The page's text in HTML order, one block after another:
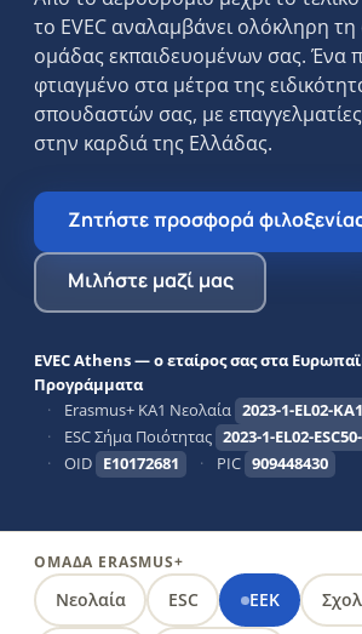
το EVEC αναλαμβάνει ολόκληρη τη
ομάδας εκπαιδευομένων σας. Ένα
φτιαγμένο στα μέτρα της
σπουδαστών σας, με επαγγελματίες
στην καρδιά της Ελλάδας.
Ζητήστε προσφορά
Μιλήστε μαζί μας
EVEC Athens — ο εταίρος σας στα
Προγράμματα
·
Erasmus+ KA1 Νεολαία 2023-1-EL02-
·
ESC Σήμα Ποιότητας 2023-1-EL02-
·
OID E10172681 · PIC 909448430
ΟΜΆΔΑ ERASMUS+
Νεολαία ESC ΕΕΚ